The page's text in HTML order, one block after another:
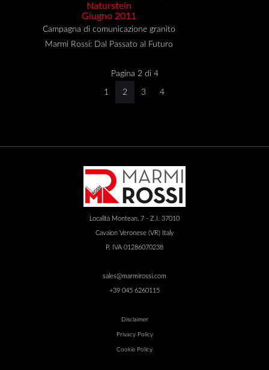
Naturstein
Giugno 2011
Campagna di comunicazione granito
Marmi Rossi: Dal Passato al Futuro
Pagina 2 di 4
1 2 3 4
Località Montean, 7 - Z.I. 37010
Cavaion Veronese (VR) Italy
P. IVA 01286070238
sales@marmirossi.com
+39 045 6260115
Disclaimer
Privacy Policy
Cookie Policy